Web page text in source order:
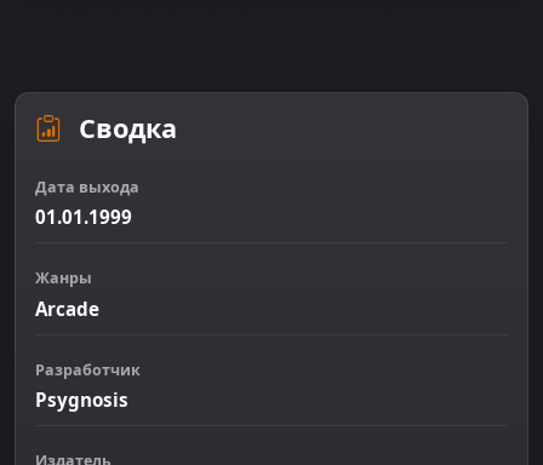
Сводка
Дата выхода
01.01.1999
Жанры
Arcade
Разработчик
Psygnosis
Издатель